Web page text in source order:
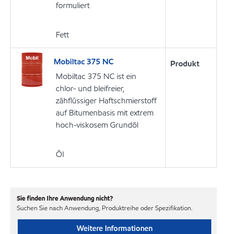
formuliert
Fett
Mobiltac 375 NC
Mobiltac 375 NC ist ein
chlor- und bleifreier,
zähflüssiger Haftschmierstoff
auf Bitumenbasis mit extrem
hoch-viskosem Grundöl
Öl
Produkt
Sie finden Ihre Anwendung nicht?
Suchen Sie nach Anwendung, Produktreihe oder Spezifikation.
Weitere Informationen